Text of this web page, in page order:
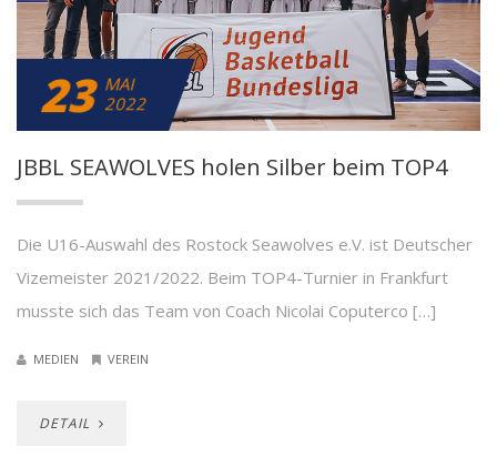
23 MAI
2022
JBBL SEAWOLVES holen Silber beim TOP4
Die U16-Auswahl des Rostock Seawolves e.V. ist Deutscher
Vizemeister 2021/2022. Beim TOP4-Turnier in Frankfurt
musste sich das Team von Coach Nicolai Coputerco […]
MEDIEN VEREIN
DETAIL